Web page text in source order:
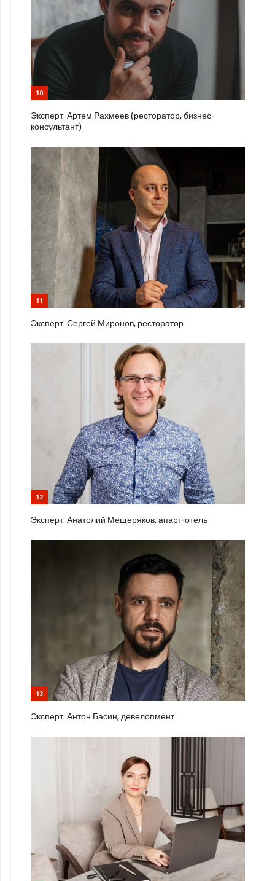
10
Эксперт: Артем Рахмеев (ресторатор, бизнес-
консультант)
11
Эксперт: Сергей Миронов, ресторатор
12
Эксперт: Анатолий Мещеряков, апарт-отель
13
Эксперт: Антон Басин, девелопмент